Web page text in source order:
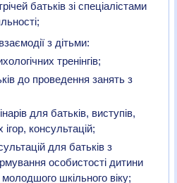
батьків зі спеціалістами
з дітьми:
тренінгів;
до проведення занять з
для батьків, виступів,
консультацій;
для батьків з
особистості дитини
шкільного віку;